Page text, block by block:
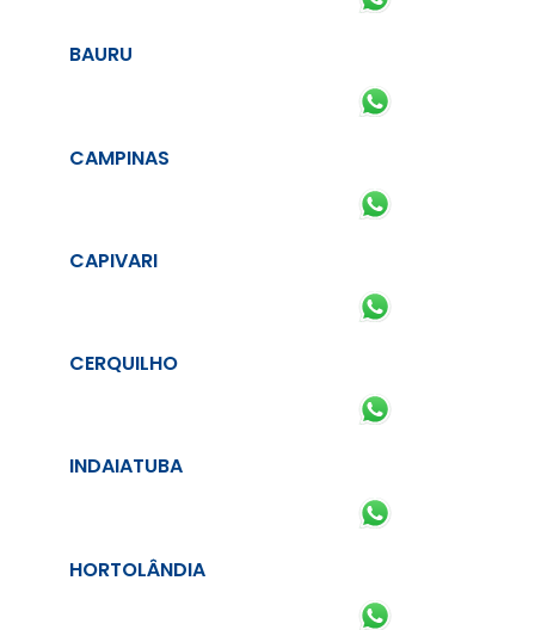
BAURU
CAMPINAS
CAPIVARI
CERQUILHO
INDAIATUBA
HORTOLÂNDIA